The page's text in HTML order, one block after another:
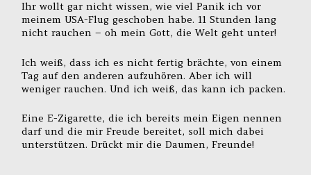
Ihr wollt gar nicht wissen, wie viel Panik ich vor
meinem USA-Flug geschoben habe. 11 Stunden lang
nicht rauchen – oh mein Gott, die Welt geht unter!
Ich weiß, dass ich es nicht fertig brächte, von einem
Tag auf den anderen aufzuhören. Aber ich will
weniger rauchen. Und ich weiß, das kann ich packen.
Eine E-Zigarette, die ich bereits mein Eigen nennen
darf und die mir Freude bereitet, soll mich dabei
unterstützen. Drückt mir die Daumen, Freunde!